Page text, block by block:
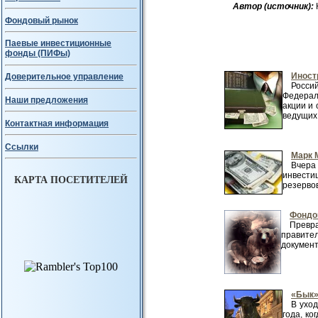
Фондовый рынок
Паевые инвестиционные
фонды (ПИФы)
Доверительное управление
Наши предложения
Контактная информация
Ссылки
КАРТА ПОСЕТИТЕЛЕЙ
Автор (источник):
акции и
ведущих
Марк
В
года,